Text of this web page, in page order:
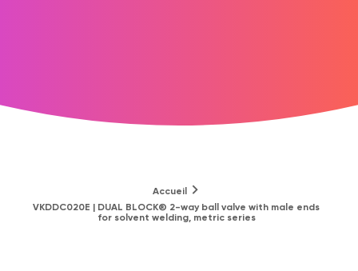
Accueil
VKDDC020E | DUAL BLOCK® 2-way ball valve with male ends
for solvent welding, metric series